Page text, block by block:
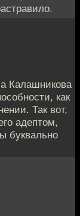
Калашникова
как
Так вот,
адептом,
буквально